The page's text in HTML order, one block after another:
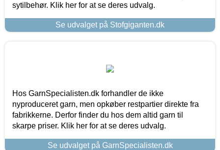
sytilbehør. Klik her for at se deres udvalg.
Se udvalget på Stofgiganten.dk
Hos GarnSpecialisten.dk forhandler de ikke
nyproduceret garn, men opkøber restpartier direkte fra
fabrikkerne. Derfor finder du hos dem altid garn til
skarpe priser. Klik her for at se deres udvalg.
Se udvalget på GarnSpecialisten.dk